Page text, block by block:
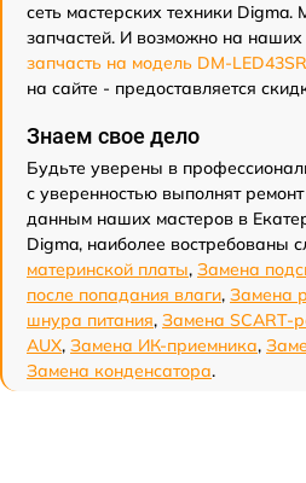
сеть мастерских техники
запчастей. И возможно на
запчасть на модель DM-
на сайте - предоставляется
Знаем свое дело
Будьте уверены в
с уверенностью выполнят
данным наших мастеров в
Digma, наиболее востребованы
материнской платы, Замена
после попадания влаги, Замена
шнура питания, Замена SCART-
AUX, Замена ИК-приемника,
Замена конденсатора.